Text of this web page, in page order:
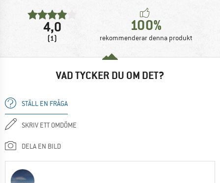
4,0
(1)
100%
rekommenderar denna produkt
VAD TYCKER DU OM DET?
STÄLL EN FRÅGA
SKRIV ETT OMDÖME
DELA EN BILD